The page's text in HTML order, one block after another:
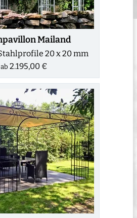
Mailand
20 x 20 mm
ab 2.195,00 €